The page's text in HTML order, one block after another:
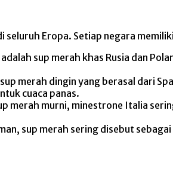
seluruh Eropa. Setiap negara
sup merah khas Rusia dan
merah dingin yang berasal dari
cuaca panas.
merah murni, minestrone Italia
sup merah sering disebut